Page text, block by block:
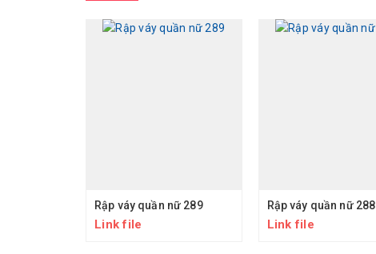
Rập váy quần nữ 289
Link file
Rập váy quần nữ 288
Link file